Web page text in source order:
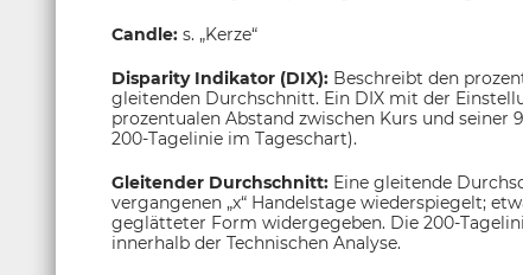
Candle: s. „Kerze“
Disparity Indikator (DIX): Beschreibt den
gleitenden Durchschnitt. Ein DIX mit der
prozentualen Abstand zwischen Kurs und
200-Tagelinie im Tageschart).
Gleitender Durchschnitt: Eine gleitende
vergangenen „x“ Handelstage wiederspiegelt;
geglätteter Form widergegeben. Die 200-
innerhalb der Technischen Analyse.